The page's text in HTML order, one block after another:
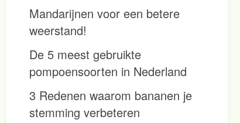
Mandarijnen voor een betere
weerstand!
De 5 meest gebruikte
pompoensoorten in Nederland
3 Redenen waarom bananen je
stemming verbeteren